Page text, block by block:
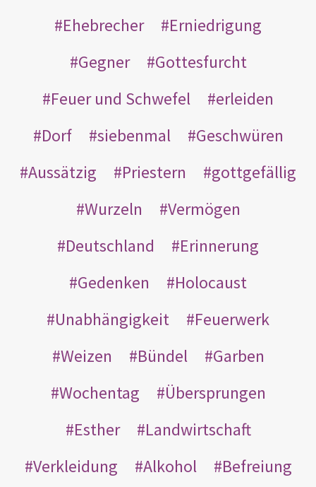
Ehebrecher
Erniedrigung
Gegner
Gottesfurcht
Feuer und Schwefel
erleiden
Dorf
siebenmal
Geschwüren
Aussätzig
Priestern
gottgefällig
Wurzeln
Vermögen
Deutschland
Erinnerung
Gedenken
Holocaust
Unabhängigkeit
Feuerwerk
Weizen
Bündel
Garben
Wochentag
Übersprungen
Esther
Landwirtschaft
Verkleidung
Alkohol
Befreiung